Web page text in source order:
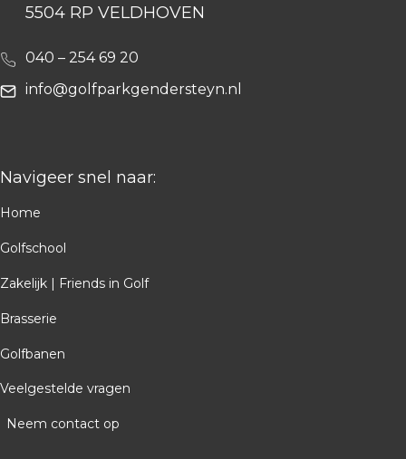
5504 RP VELDHOVEN
040 – 254 69 20
info@golfparkgendersteyn.nl
Navigeer snel naar:
Home
Golfschool
Zakelijk | Friends in Golf
Brasserie
Golfbanen
Veelgestelde vragen
Neem contact op